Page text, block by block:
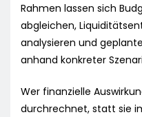
Rahmen lassen sich
abgleichen,
analysieren und
anhand konkreter
Wer finanzielle
durchrechnet, statt sie